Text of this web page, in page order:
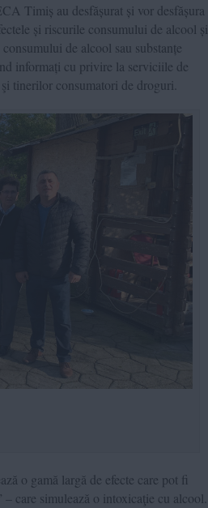
Timiș au desfășurat și vor desfășura
și riscurile consumului de alcool și
de alcool sau substanțe
informați cu privire la serviciile de
tinerilor consumatori de droguri.
o gamă largă de efecte care pot fi
care simulează o intoxicaţie cu alcool.